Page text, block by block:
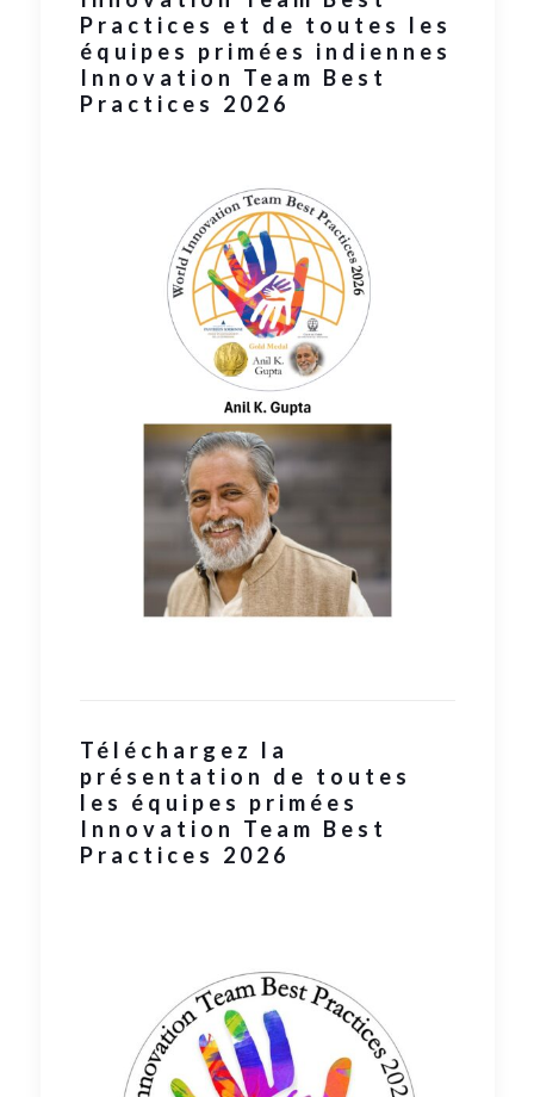
Practices et de toutes les
équipes primées indiennes
Innovation Team Best
Practices 2026
Téléchargez la
présentation de toutes
les équipes primées
Innovation Team Best
Practices 2026